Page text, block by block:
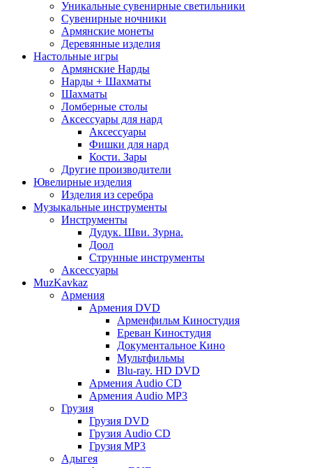
Уникальные сувенирные светильники
Сувенирные ночники
Армянские монеты
Деревянные изделия
Настольные игры
Армянские Нарды
Нарды + Шахматы
Шахматы
Ломберные столы
Аксессуары для нард
Аксессуары
Фишки для нард
Кости. Зары
Другие производители
Ювелирные изделия
Изделия из серебра
Музыкальные инструменты
Инструменты
Дудук. Шви. Зурна.
Доол
Струнные инструменты
Аксессуары
MuzKavkaz
Армения
Армения DVD
Арменфильм Киностудия
Ереван Киностудия
Документальное Кино
Мультфильмы
Blu-ray. HD DVD
Армения Audio CD
Армения Audio MP3
Грузия
Грузия DVD
Грузия Audio CD
Грузия MP3
Адыгея